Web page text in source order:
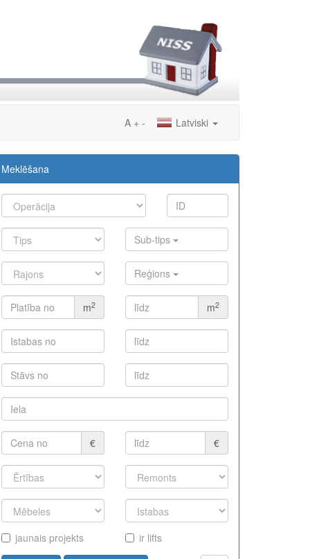
Latviski
A + -
Meklēšana
Sub-tips
Reģions
m2 m2
€ €
jaunais projekts ir lifts